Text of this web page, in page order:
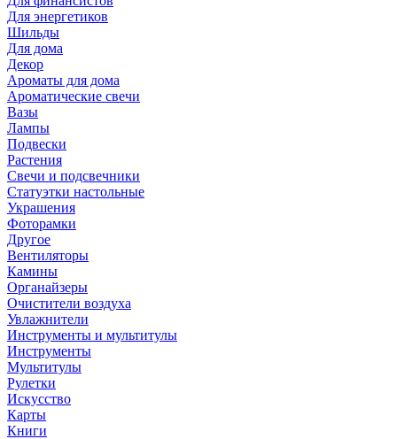
Для энергетиков
Шильды
Для дома
Декор
Ароматы для дома
Ароматические свечи
Вазы
Лампы
Подвески
Растения
Свечи и подсвечники
Статуэтки настольные
Украшения
Фоторамки
Другое
Вентиляторы
Камины
Органайзеры
Очистители воздуха
Увлажнители
Инструменты и мультитулы
Инструменты
Мультитулы
Рулетки
Искусство
Карты
Книги